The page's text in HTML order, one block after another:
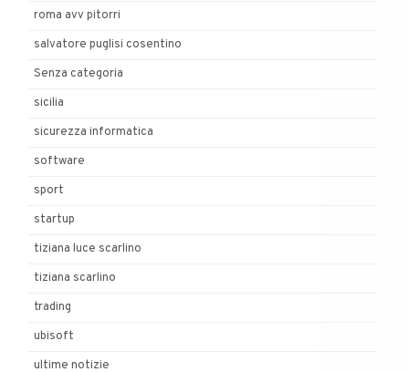
roma avv pitorri
salvatore puglisi cosentino
Senza categoria
sicilia
sicurezza informatica
software
sport
startup
tiziana luce scarlino
tiziana scarlino
trading
ubisoft
ultime notizie